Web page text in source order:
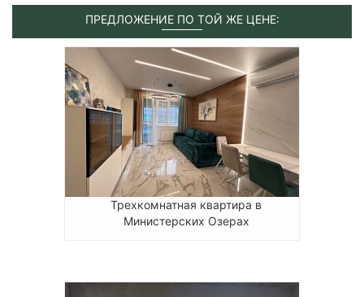
ПРЕДЛОЖЕНИЕ ПО ТОЙ ЖЕ ЦЕНЕ:
Трехкомнатная квартира в
Министерских Озерах